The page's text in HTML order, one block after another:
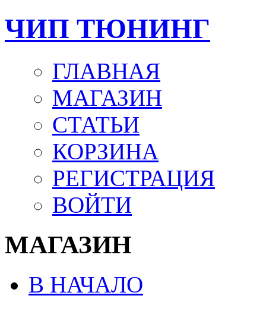
ЧИП ТЮНИНГ
ГЛАВНАЯ
МАГАЗИН
СТАТЬИ
КОРЗИНА
РЕГИСТРАЦИЯ
ВОЙТИ
МАГАЗИН
В НАЧАЛО